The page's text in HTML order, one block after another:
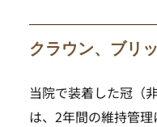
クラウン、ブリ
当院で装着した冠（
は、2年間の維持管